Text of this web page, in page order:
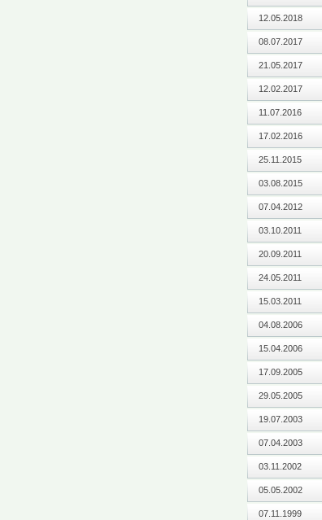
12.05.2018
08.07.2017
21.05.2017
12.02.2017
11.07.2016
17.02.2016
25.11.2015
03.08.2015
07.04.2012
03.10.2011
20.09.2011
24.05.2011
15.03.2011
04.08.2006
15.04.2006
17.09.2005
29.05.2005
19.07.2003
07.04.2003
03.11.2002
05.05.2002
07.11.1999